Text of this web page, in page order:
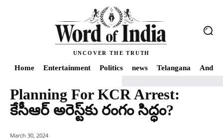
UNCOVER THE TRUTH
Home Entertainment Politics news Telangana
Home Planning For KCR Arrest: కేసీఆర్‌ అరెస్ట్‌కు రంగం సిద్ధం?
Planning For KCR Arrest:
కేసీఆర్‌ అరెస్ట్‌కు రంగం సిద్ధం?
March 30, 2024